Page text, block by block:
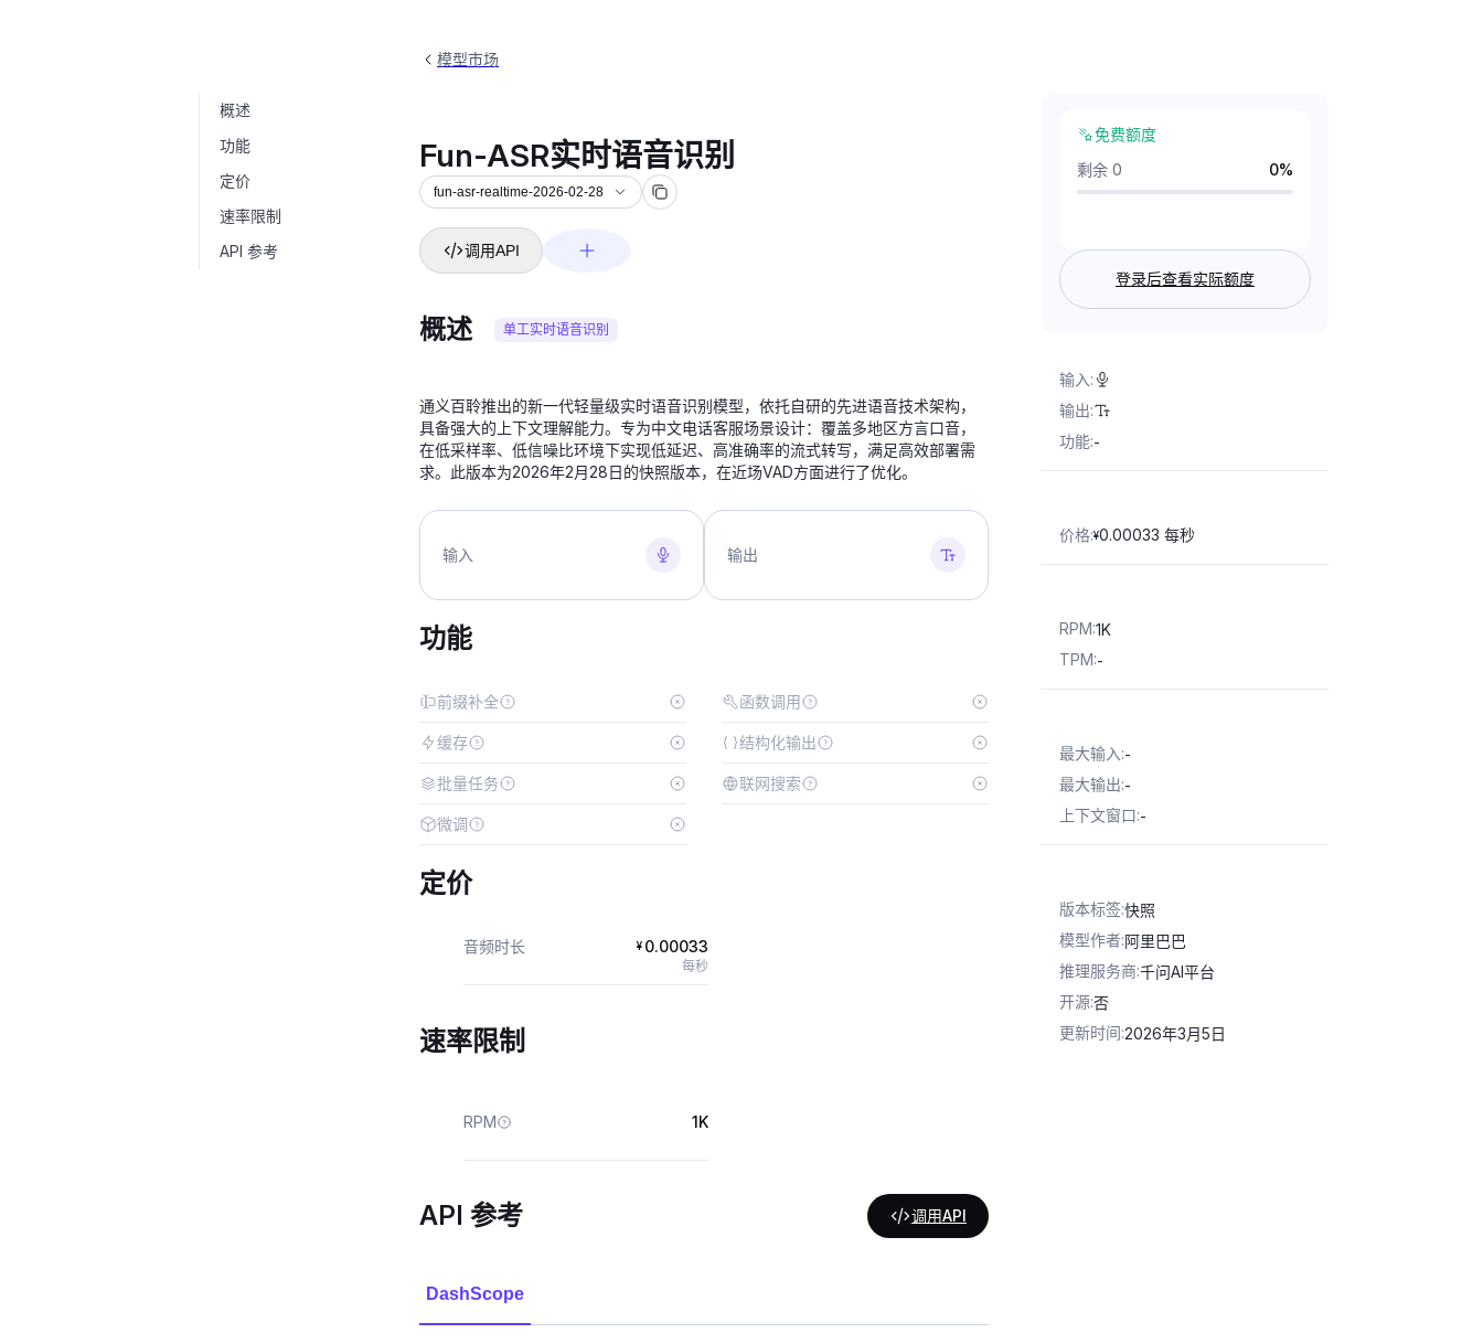
概述
功能
定价
速率限制
API 参考
模型市场
Fun-ASR实时语音识别
fun-asr-realtime-2026-02-28
调用API
概述 单工实时语音识别
通义百聆推出的新一代轻量级实时语音识别模型，依托自研的先进语音技术架构，
具备强大的上下文理解能力。专为中文电话客服场景设计：覆盖多地区方言口音，
在低采样率、低信噪比环境下实现低延迟、高准确率的流式转写，满足高效部署需
求。此版本为2026年2月28日的快照版本，在近场VAD方面进行了优化。
输入 输出
功能
前缀补全 函数调用
缓存 结构化输出
批量任务 联网搜索
微调
定价
音频时长 ¥ 0.00033
每秒
速率限制
RPM 1K
API 参考 调用API
DashScope
免费额度
剩余 0
0%
登录后查看实际额度
输入:
输出:
功能:-
价格:¥0.00033 每秒
RPM:1K
TPM:-
最大输入:-
最大输出:-
上下文窗口:-
版本标签:快照
模型作者:阿里巴巴
推理服务商:千问AI平台
开源:否
更新时间:2026年3月5日